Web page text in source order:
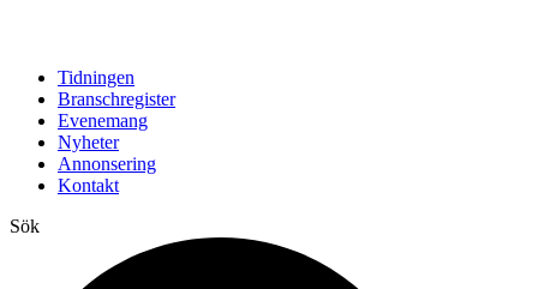
Tidningen
Branschregister
Evenemang
Nyheter
Annonsering
Kontakt
Sök